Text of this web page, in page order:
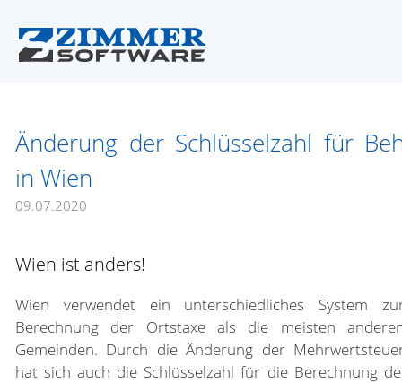
Änderung der Schlüsselzahl für
in Wien
09.07.2020
Wien ist anders!
Wien verwendet ein unterschiedliches System
Berechnung der Ortstaxe als die meisten
Gemeinden. Durch die Änderung der
hat sich auch die Schlüsselzahl für die Berechnung